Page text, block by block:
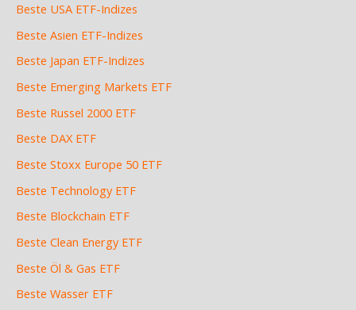
Beste USA ETF-Indizes
Beste Asien ETF-Indizes
Beste Japan ETF-Indizes
Beste Emerging Markets ETF
Beste Russel 2000 ETF
Beste DAX ETF
Beste Stoxx Europe 50 ETF
Beste Technology ETF
Beste Blockchain ETF
Beste Clean Energy ETF
Beste Öl & Gas ETF
Beste Wasser ETF